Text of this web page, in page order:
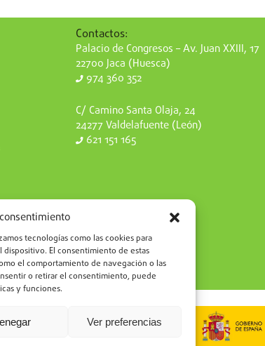
tecnologías como las cookies para
El consentimiento de estas
el comportamiento de navegación o las
o retirar el consentimiento, puede
y funciones.
Ver preferencias
Contactos:
Palacio de Congresos – Av. Juan XXIII, 17
22700 Jaca (Huesca)
974 360 352
C/ Camino Santa Olaja, 24
24277 Valdelafuente (León)
621 151 165